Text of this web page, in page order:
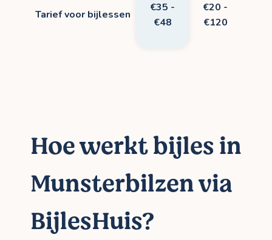
Tarief voor bijlessen
€35 -
€48
€20 -
€120
Hoe werkt bijles in
Munsterbilzen via
BijlesHuis?